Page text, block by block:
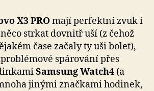
X3PROmají perfektní zvuk i
strkat dovnitř uší (z čehož
čase začaly ty uši bolet),
spárování přes
Samsung Watch4 (a
jinými značkami hodinek,